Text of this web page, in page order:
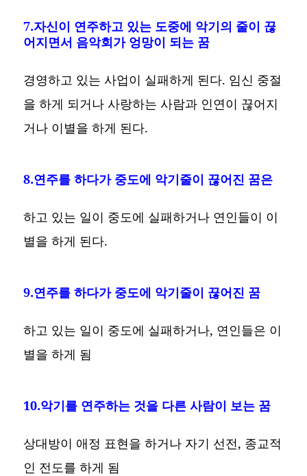
7.자신이 연주하고 있는 도중에 악기의 줄이 끊
어지면서 음악회가 엉망이 되는 꿈
경영하고 있는 사업이 실패하게 된다. 임신 중절
을 하게 되거나 사랑하는 사람과 인연이 끊어지
거나 이별을 하게 된다.
8.연주를 하다가 중도에 악기줄이 끊어진 꿈은
하고 있는 일이 중도에 실패하거나 연인들이 이
별을 하게 된다.
9.연주를 하다가 중도에 악기줄이 끊어진 꿈
하고 있는 일이 중도에 실패하거나, 연인들은 이
별을 하게 됨
10.악기를 연주하는 것을 다른 사람이 보는 꿈
상대방이 애정 표현을 하거나 자기 선전, 종교적
인 전도를 하게 됨